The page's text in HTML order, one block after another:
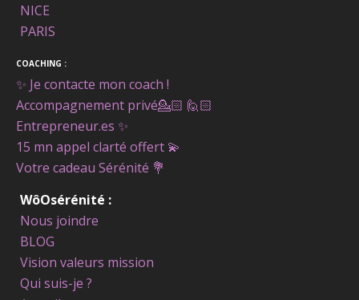
NICE
PARIS
COACHING :
✨ Je contacte mon coach !
Accompagnement privé💁🏻 🙋🏻
Entrepreneur.es ✨
15 mn appel clarté offert 💫
Votre cadeau Sérénité 💐
WôOsérénité :
Nous joindre
BLOG
Vision valeurs mission
Qui suis-je ?